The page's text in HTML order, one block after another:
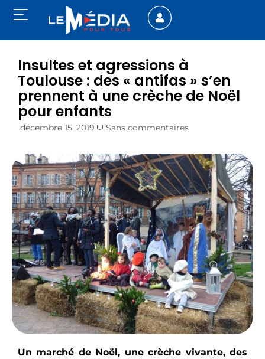
Insultes et agressions à
Toulouse : des « antifas » s’en
prennent à une crèche de Noël
pour enfants
décembre 15, 2019 Sans commentaires
Un marché de Noël, une crèche vivante, des